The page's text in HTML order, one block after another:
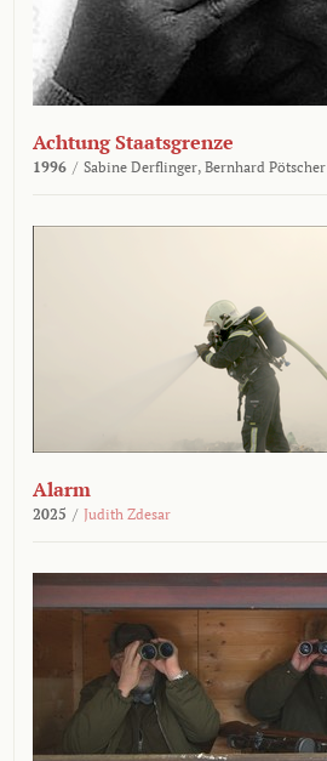
Achtung Staatsgrenze
1996 / Sabine Derflinger, Bernhard Pötscher
Alarm
2025 / Judith Zdesar